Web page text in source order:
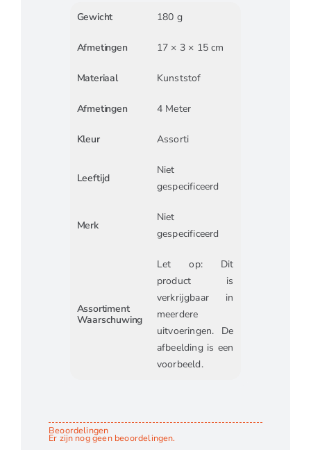
Gewicht 180 g
Afmetingen 17 × 3 × 15 cm
Materiaal Kunststof
Afmetingen 4 Meter
Kleur Assorti
Leeftijd
Niet
gespecificeerd
Merk
Niet
gespecificeerd
Assortiment
Waarschuwing
Let op: Dit
product is
verkrijgbaar in
meerdere
uitvoeringen. De
afbeelding is een
voorbeeld.
Beoordelingen
Er zijn nog geen beoordelingen.